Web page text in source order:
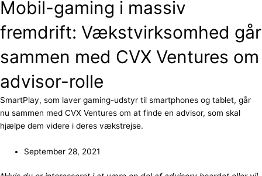
Mobil-gaming i massiv
fremdrift: Vækstvirksomhed går
sammen med CVX Ventures om
advisor-rolle
SmartPlay, som laver gaming-udstyr til smartphones og tablet, går
nu sammen med CVX Ventures om at finde en advisor, som skal
hjælpe dem videre i deres vækstrejse.
September 28, 2021